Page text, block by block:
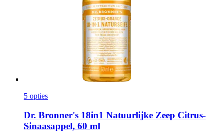
5 opties
Dr. Bronner's 18in1 Natuurlijke Zeep Citrus-​
Sinaasappel, 60 ml